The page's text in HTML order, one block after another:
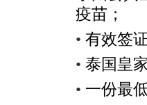
疫苗；
• 有效签
• 泰国皇
• 一份最